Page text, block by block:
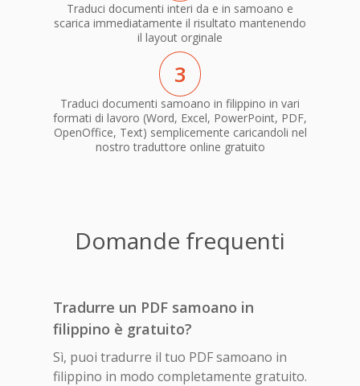
Traduci documenti interi da e in samoano e
scarica immediatamente il risultato mantenendo
il layout orginale
3
Traduci documenti samoano in filippino in vari
formati di lavoro (Word, Excel, PowerPoint, PDF,
OpenOffice, Text) semplicemente caricandoli nel
nostro traduttore online gratuito
Domande frequenti
Tradurre un PDF samoano in
filippino è gratuito?
Sì, puoi tradurre il tuo PDF samoano in
filippino in modo completamente gratuito.